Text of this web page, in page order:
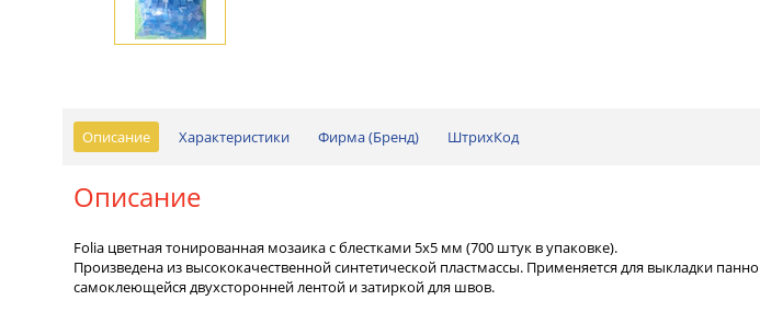
Описание Характеристики Фирма (Бренд) ШтрихКод
Описание
Folia цветная тонированная мозаика с блестками 5х5 мм (700 штук в упаковке).
Произведена из высококачественной синтетической пластмассы. Применяется для выкладки
самоклеющейся двухсторонней лентой и затиркой для швов.